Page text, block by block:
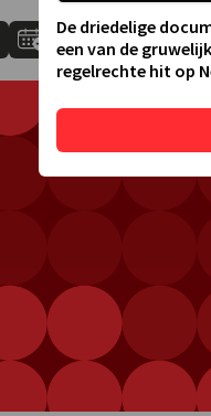
TOEVOEGEN AAN AGENDA
De driedelige
een van de
regelrechte hit op